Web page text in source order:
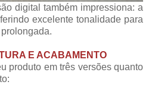
digital também impressiona: a
excelente tonalidade para
E ACABAMENTO
produto em três versões quanto